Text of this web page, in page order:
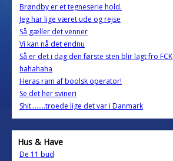
Brøndby er et tegneserie hold.
Jeg har lige været ude og rejse
Så gæller det venner
Vi kan nå det endnu
Så er det i dag den første sten blir lagt fro FCK
hahahaha
Heras ram af boolsk operator!
Se det her svineri
Shit........troede lige det var i Danmark
Hus & Have
De 11 bud